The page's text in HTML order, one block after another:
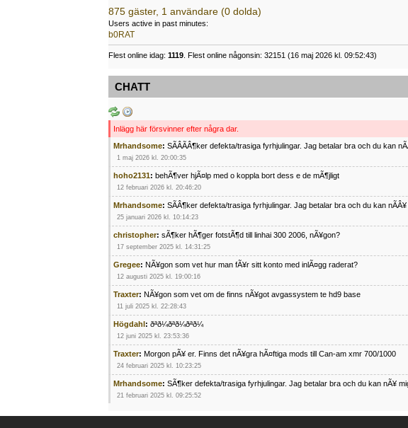
875 gäster, 1 användare (0 dolda)
Users active in past minutes:
b0RAT
Flest online idag: 1119 . Flest online någonsin: 32151 (16 maj 2026 kl. 09:52:43)
CHATT
Inlägg här försvinner efter några dar.
Mrhandsome: SÃÂÃÂ¶ker defekta/trasiga fyrhjulingar. Jag betalar bra och du kan
1 maj 2026 kl. 20:00:35
hoho2131: behÃ¶ver hjÃ¤lp med o koppla bort dess e de mÃ¶jligt
12 februari 2026 kl. 20:46:20
Mrhandsome: SÃÂ¶ker defekta/trasiga fyrhjulingar. Jag betalar bra och du kan
25 januari 2026 kl. 10:14:23
christopher: sÃ¶ker hÃ¶ger fotstÃ¶d till linhai 300 2006, nÃ¥gon?
17 september 2025 kl. 14:31:25
Gregee: NÃ¥gon som vet hur man fÃ¥r sitt konto med inlÃ¤gg raderat?
12 augusti 2025 kl. 19:00:16
Traxter: NÃ¥gon som vet om de finns nÃ¥got avgassystem te hd9 base
11 juli 2025 kl. 22:28:43
Högdahl: ðªð¼ðªð¼ðªð¼
12 juni 2025 kl. 23:53:36
Traxter: Morgon pÃ¥ er. Finns det nÃ¥gra hÃ¤ftiga mods till Can-am xmr 700/1000
24 februari 2025 kl. 10:23:25
Mrhandsome: SÃ¶ker defekta/trasiga fyrhjulingar. Jag betalar bra och du kan nÃ¥
21 februari 2025 kl. 09:25:52